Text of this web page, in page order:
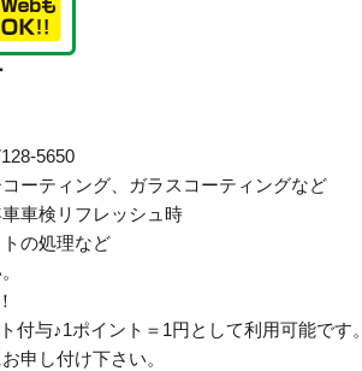
5650
ーティング、ガラスコーティングなど
車検リフレッシュ時
の処理など
付与♪1ポイント＝1円として利用可能です。
申し付け下さい。